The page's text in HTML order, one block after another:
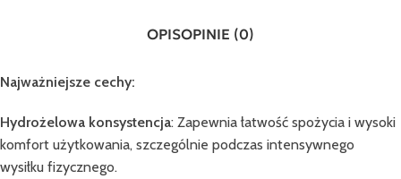
OPISOPINIE (0)
Najważniejsze cechy:
Hydrożelowa konsystencja: Zapewnia łatwość spożycia i wysoki
komfort użytkowania, szczególnie podczas intensywnego
wysiłku fizycznego.